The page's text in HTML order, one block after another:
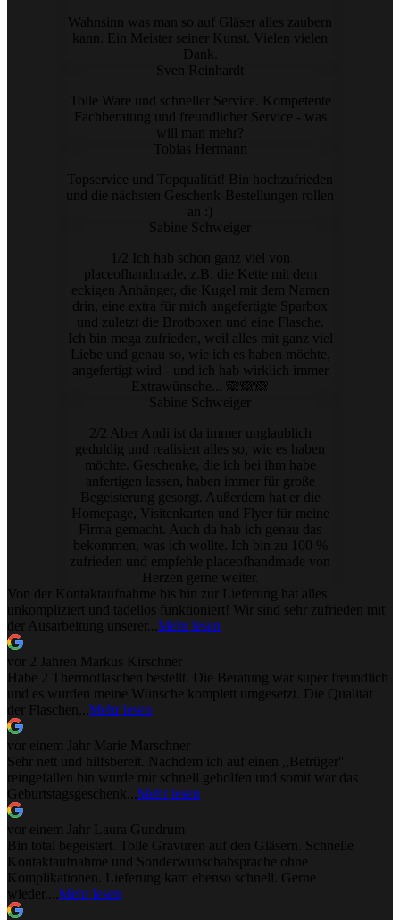
Wahnsinn was man so auf Gläser alles zaubern
kann. Ein Meister seiner Kunst. Vielen vielen
Dank.
Sven Reinhardt
Tolle Ware und schneller Service. Kompetente
Fachberatung und freundlicher Service - was
will man mehr?
Tobias Hermann
Topservice und Topqualität! Bin hochzufrieden
und die nächsten Geschenk-Bestellungen rollen
an :)
Sabine Schweiger
1/2 Ich hab schon ganz viel von
placeofhandmade, z.B. die Kette mit dem
eckigen Anhänger, die Kugel mit dem Namen
drin, eine extra für mich angefertigte Sparbox
und zuletzt die Brotboxen und eine Flasche.
Ich bin mega zufrieden, weil alles mit ganz viel
Liebe und genau so, wie ich es haben möchte,
angefertigt wird - und ich hab wirklich immer
Extrawünsche... 🙈🙈🙈
Sabine Schweiger
2/2 Aber Andi ist da immer unglaublich
geduldig und realisiert alles so, wie es haben
möchte. Geschenke, die ich bei ihm habe
anfertigen lassen, haben immer für große
Begeisterung gesorgt. Außerdem hat er die
Homepage, Visitenkarten und Flyer für meine
Firma gemacht. Auch da hab ich genau das
bekommen, was ich wollte. Ich bin zu 100 %
zufrieden und empfehle placeofhandmade von
Herzen gerne weiter.
Von der Kontaktaufnahme bis hin zur Lieferung hat alles
unkompliziert und tadellos funktioniert! Wir sind sehr zufrieden mit
der Ausarbeitung unserer... Mehr lesen
vor 2 Jahren Markus Kirschner
Habe 2 Thermoflaschen bestellt. Die Beratung war super freundlich
und es wurden meine Wünsche komplett umgesetzt. Die Qualität
der Flaschen... Mehr lesen
vor einem Jahr
Marie Marschner
Sehr nett und hilfsbereit. Nachdem ich auf einen ,,Betrüger''
reingefallen bin wurde mir schnell geholfen und somit war das
Geburtstagsgeschenk... Mehr lesen
vor einem Jahr
Laura Gundrum
Bin total begeistert. Tolle Gravuren auf den Gläsern. Schnelle
Kontaktaufnahme und Sonderwunschabsprache ohne
Komplikationen. Lieferung kam ebenso schnell. Gerne
wieder.... Mehr lesen